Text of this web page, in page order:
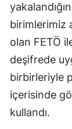
birimlerimiz
olan FETÖ
deşifrede
birbirleriyle
içerisinde
kullandı.